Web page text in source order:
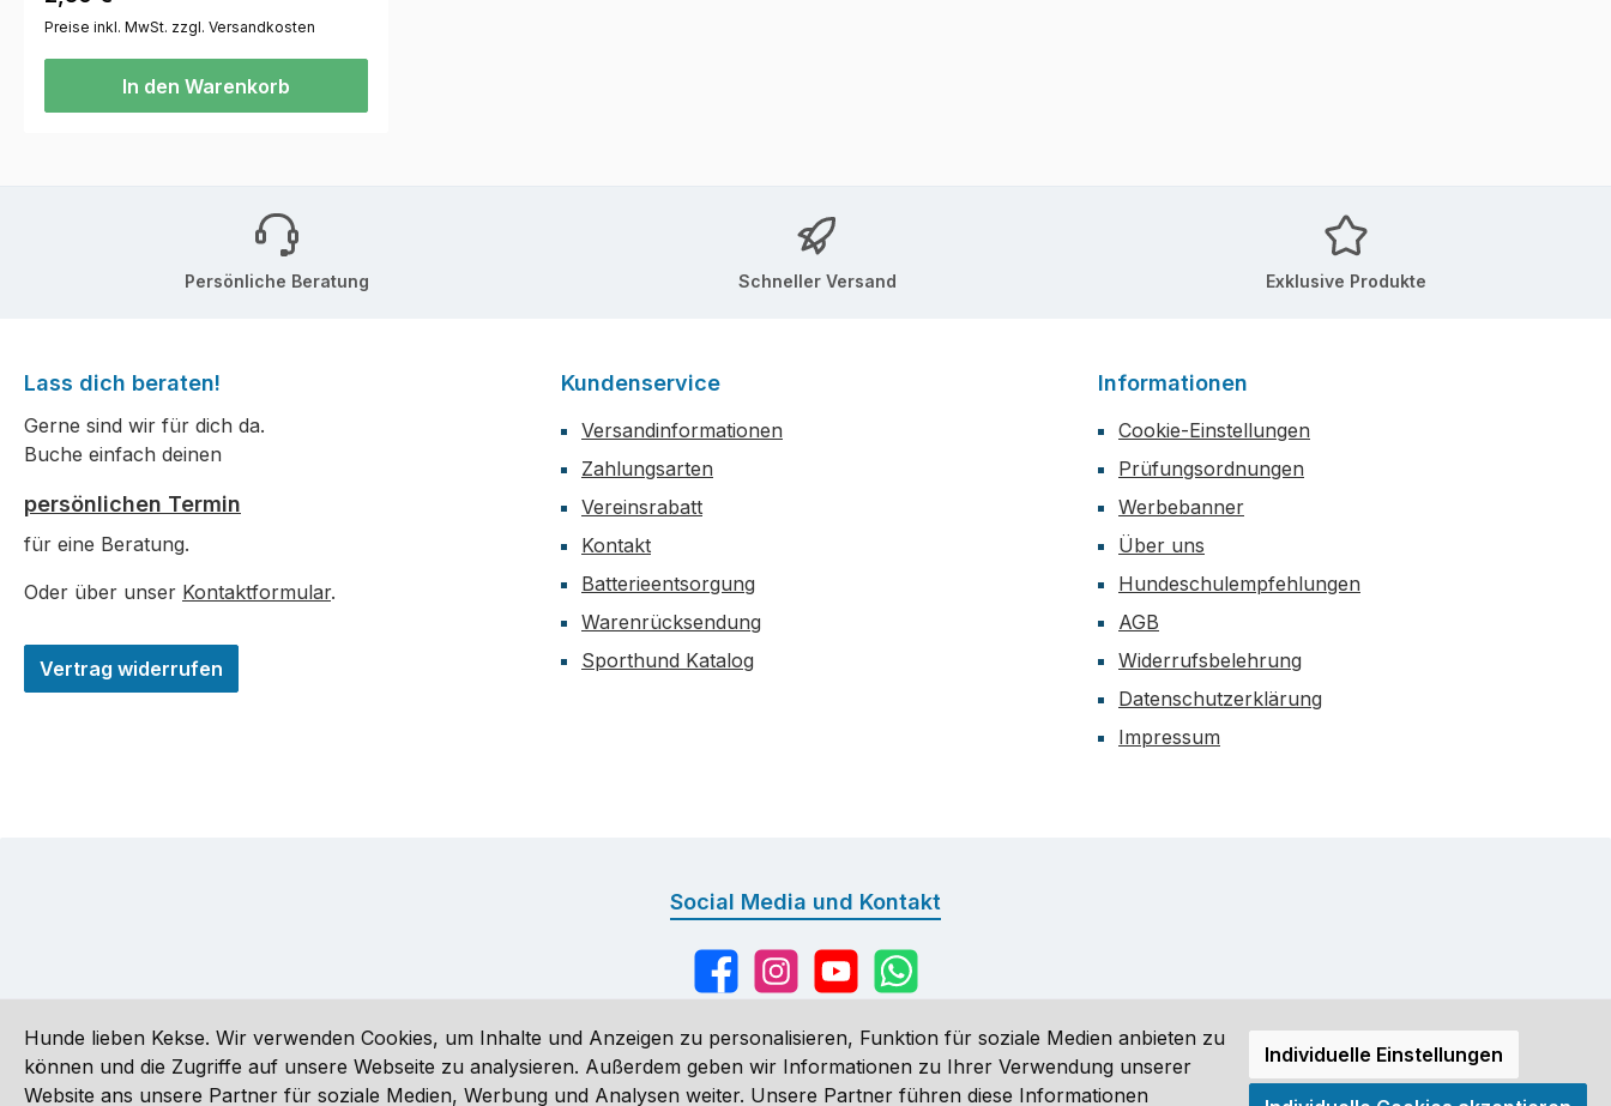
Preise inkl. MwSt. zzgl. Versandkosten
In den Warenkorb
Persönliche Beratung Schneller Versand Exklusive Produkte
Lass dich beraten!
Gerne sind wir für dich da.
Buche einfach deinen
persönlichen Termin
für eine Beratung.
Oder über unser Kontaktformular.
Vertrag widerrufen
Kundenservice
Versandinformationen
Zahlungsarten
Vereinsrabatt
Kontakt
Batterieentsorgung
Warenrücksendung
Sporthund Katalog
Informationen
Cookie-Einstellungen
Prüfungsordnungen
Werbebanner
Über uns
Hundeschulempfehlungen
AGB
Widerrufsbelehrung
Datenschutzerklärung
Impressum
Social Media und Kontakt
FacebookInstagramYouTubeWhatsApp
Hunde lieben Kekse. Wir verwenden Cookies, um Inhalte und Anzeigen zu personalisieren, Funktion für soziale Medien anbieten zu
können und die Zugriffe auf unsere Webseite zu analysieren. Außerdem geben wir Informationen zu Ihrer Verwendung unserer
Website ans unsere Partner für soziale Medien, Werbung und Analysen weiter. Unsere Partner führen diese Informationen
Individuelle Einstellungen